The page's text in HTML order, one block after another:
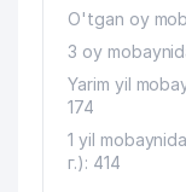
O'tgan oy
3 oy
Yarim yil
174
1 yil
г.): 414